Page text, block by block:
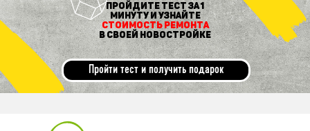
Пройдите тест за 1
минуту и узнайте
стоимость ремонта
в своей новостройке
Пройти тест и получить подарок